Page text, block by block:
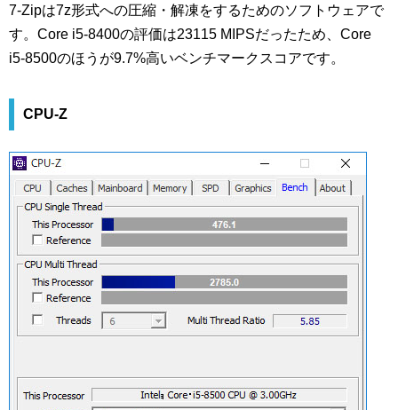
7-Zipは7z形式への圧縮・解凍をするためのソフトウェアで
す。Core i5-8400の評価は23115 MIPSだったため、Core
i5-8500のほうが9.7%高いベンチマークスコアです。
CPU-Z